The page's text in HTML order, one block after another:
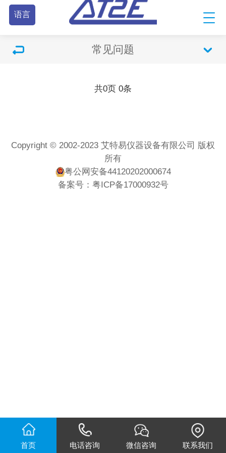
语言
常见问题
共0页 0条
Copyright © 2002-2023 艾特易仪器设备有限公司 版权
所有
粤公网安备44120202000674
备案号： 粤ICP备17000932号
首页 电话咨询 微信咨询 联系我们